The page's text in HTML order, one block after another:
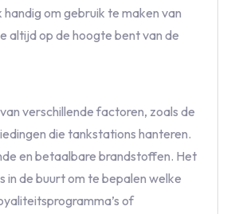
om gebruik te maken van
altijd op de hoogte bent van de
verschillende factoren, zoals de
die tankstations hanteren.
en betaalbare brandstoffen. Het
in de buurt om te bepalen welke
of